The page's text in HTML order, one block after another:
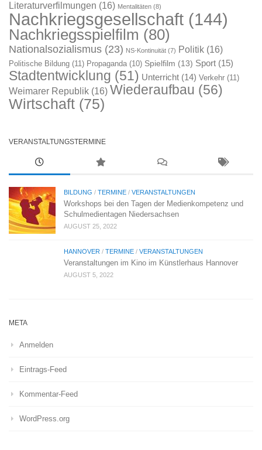
Literaturverfilmungen (16) Mentalitäten (8)
Nachkriegsgesellschaft (144)
Nachkriegsspielfilm (80)
Nationalsozialismus (23) NS-Kontinuität (7) Politik (16)
Politische Bildung (11) Propaganda (10) Spielfilm (13) Sport (15)
Stadtentwicklung (51) Unterricht (14) Verkehr (11)
Weimarer Republik (16) Wiederaufbau (56)
Wirtschaft (75)
VERANSTALTUNGSTERMINE
BILDUNG / TERMINE / VERANSTALTUNGEN
Workshops bei den Tagen der Medienkompetenz und
Schulmedientagen Niedersachsen
AUGUST 25, 2022
HANNOVER / TERMINE / VERANSTALTUNGEN
Veranstaltungen im Kino im Künstlerhaus Hannover
AUGUST 5, 2022
META
Anmelden
Eintrags-Feed
Kommentar-Feed
WordPress.org